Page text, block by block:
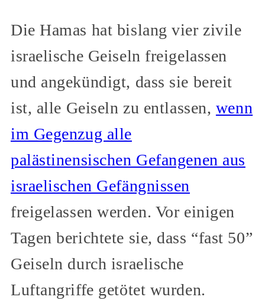
Die Hamas hat bislang vier zivile
israelische Geiseln freigelassen
und angekündigt, dass sie bereit
ist, alle Geiseln zu entlassen, wenn
im Gegenzug alle
palästinensischen Gefangenen aus
israelischen Gefängnissen
freigelassen werden. Vor einigen
Tagen berichtete sie, dass “fast 50”
Geiseln durch israelische
Luftangriffe getötet wurden.